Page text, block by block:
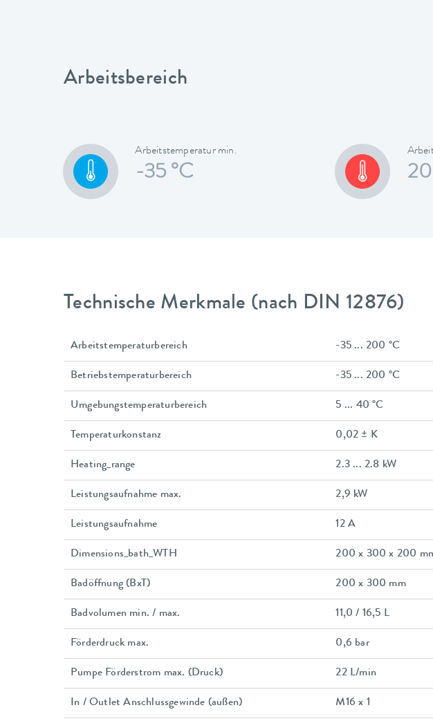
Arbeitsbereich
Arbeitstemperatur min.
-35 °C
Technische Merkmale (nach DIN 12876)
Arbeitstemperaturbereich -35 ... 200 °C
Betriebstemperaturbereich -35 ... 200 °C
Umgebungstemperaturbereich 5 ... 40 °C
Temperaturkonstanz 0,02 ± K
Heating_range 2.3 ... 2.8 kW
Leistungsaufnahme max. 2,9 kW
Leistungsaufnahme 12 A
Dimensions_bath_WTH 200 x 300 x 200
Badöffnung (BxT) 200 x 300 mm
Badvolumen min. / max. 11,0 / 16,5 L
Förderdruck max. 0,6 bar
Pumpe Förderstrom max. (Druck) 22 L/min
In / Outlet Anschlussgewinde (außen) M16 x 1